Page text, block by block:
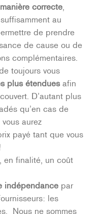
correcte,
au
de prendre
de cause ou de
complémentaires.
toujours vous
plus étenduesafin
D’autant plus
qu’en cas de
aurez
payé tant que vous
en finalité, un coût
indépendance par
les
Nous ne sommes